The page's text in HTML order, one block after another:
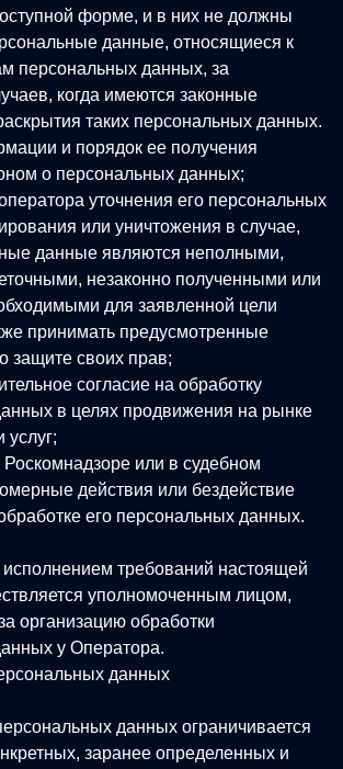
форме, и в них не должны
данные, относящиеся к
персональных данных, за
когда имеются законные
таких персональных данных.
и порядок ее получения
о персональных данных;
уточнения его персональных
или уничтожения в случае,
данные являются неполными,
незаконно полученными или
для заявленной цели
принимать предусмотренные
защите своих прав;
согласие на обработку
в целях продвижения на рынке
услуг;
или в судебном
действия или бездействие
его персональных данных.
исполнением требований настоящей
уполномоченным лицом,
организацию обработки
у Оператора.
данных
данных ограничивается
заранее определенных и